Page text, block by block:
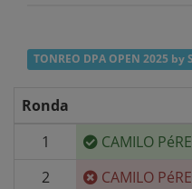
TONREO DPA OPEN 2025 by
Ronda
1
CAMILO
2
CAMILO